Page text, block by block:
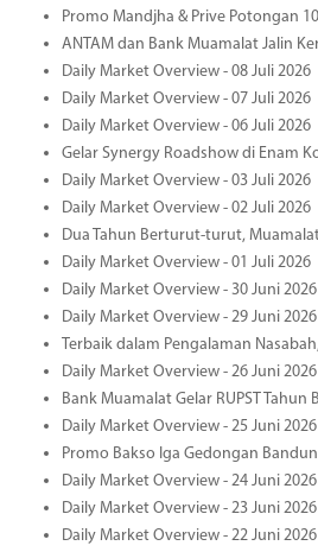
Promo Mandjha & Prive Potongan
ANTAM dan Bank Muamalat Jalin
Daily Market Overview - 08 Juli 2026
Daily Market Overview - 07 Juli 2026
Daily Market Overview - 06 Juli 2026
Gelar Synergy Roadshow di Enam
Daily Market Overview - 03 Juli 2026
Daily Market Overview - 02 Juli 2026
Dua Tahun Berturut-turut,
Daily Market Overview - 01 Juli 2026
Daily Market Overview - 30 Juni 2026
Daily Market Overview - 29 Juni 2026
Terbaik dalam Pengalaman
Daily Market Overview - 26 Juni 2026
Bank Muamalat Gelar RUPST Tahun
Daily Market Overview - 25 Juni 2026
Promo Bakso Iga Gedongan
Daily Market Overview - 24 Juni 2026
Daily Market Overview - 23 Juni 2026
Daily Market Overview - 22 Juni 2026